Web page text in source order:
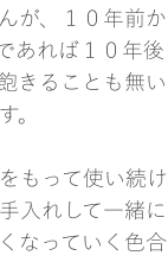
が、１０年前
あれば１０年後
きることも無
。
もって使い続
入れして一緒
なっていく色